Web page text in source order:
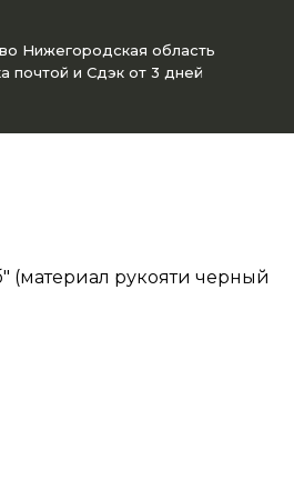
Нижегородская область
почтой и Сдэк от 3 дней
(материал рукояти черный